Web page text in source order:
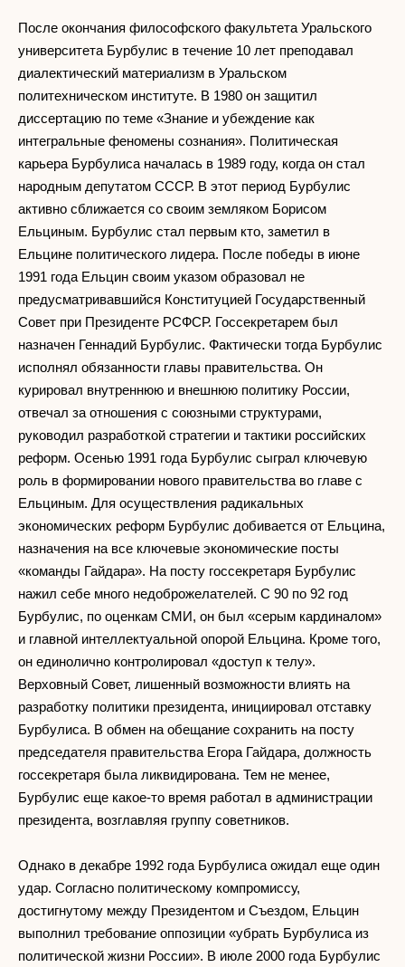
После окончания философского факультета Уральского
университета Бурбулис в течение 10 лет преподавал
диалектический материализм в Уральском
политехническом институте. В 1980 он защитил
диссертацию по теме «Знание и убеждение как
интегральные феномены сознания». Политическая
карьера Бурбулиса началась в 1989 году, когда он стал
народным депутатом СССР. В этот период Бурбулис
активно сближается со своим земляком Борисом
Ельциным. Бурбулис стал первым кто, заметил в
Ельцине политического лидера. После победы в июне
1991 года Ельцин своим указом образовал не
предусматривавшийся Конституцией Государственный
Совет при Президенте РСФСР. Госсекретарем был
назначен Геннадий Бурбулис. Фактически тогда Бурбулис
исполнял обязанности главы правительства. Он
курировал внутреннюю и внешнюю политику России,
отвечал за отношения с союзными структурами,
руководил разработкой стратегии и тактики российских
реформ. Осенью 1991 года Бурбулис сыграл ключевую
роль в формировании нового правительства во главе с
Ельциным. Для осуществления радикальных
экономических реформ Бурбулис добивается от Ельцина,
назначения на все ключевые экономические посты
«команды Гайдара». На посту госсекретаря Бурбулис
нажил себе много недоброжелателей. С 90 по 92 год
Бурбулис, по оценкам СМИ, он был «серым кардиналом»
и главной интеллектуальной опорой Ельцина. Кроме того,
он единолично контролировал «доступ к телу».
Верховный Совет, лишенный возможности влиять на
разработку политики президента, инициировал отставку
Бурбулиса. В обмен на обещание сохранить на посту
председателя правительства Егора Гайдара, должность
госсекретаря была ликвидирована. Тем не менее,
Бурбулис еще какое-то время работал в администрации
президента, возглавляя группу советников.
Однако в декабре 1992 года Бурбулиса ожидал еще один
удар. Согласно политическому компромиссу,
достигнутому между Президентом и Съездом, Ельцин
выполнил требование оппозиции «убрать Бурбулиса из
политической жизни России». В июле 2000 года Бурбулис